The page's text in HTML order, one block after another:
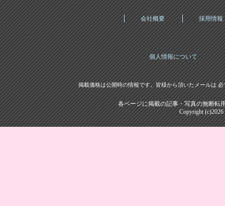
会社概要 採用情報
個人情報について
掲載価格は公開時の情報です。皆様から頂いたメールは
各ページに掲載の記事・写真の無断転
Copyright